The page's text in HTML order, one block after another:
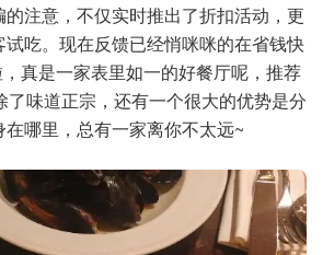
注意，不仅实时推出了折扣活动，更
吃。现在反馈已经悄咪咪的在省钱快
真是一家表里如一的好餐厅呢，推荐
了味道正宗，还有一个很大的优势是分
哪里，总有一家离你不太远~